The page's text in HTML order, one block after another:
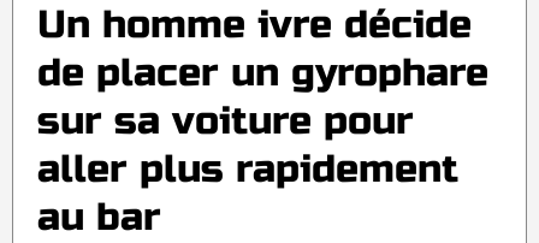
Un homme ivre décide
de placer un gyrophare
sur sa voiture pour
aller plus rapidement
au bar